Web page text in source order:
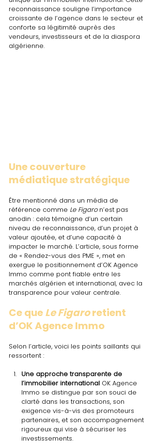
reconnaissance souligne l’importance
croissante de l’agence dans le secteur et
conforte sa légitimité auprès des
vendeurs, investisseurs et de la diaspora
algérienne.
Une couverture
médiatique stratégique
Être mentionné dans un média de
référence comme Le Figaro n’est pas
anodin : cela témoigne d’un certain
niveau de reconnaissance, d’un projet à
valeur ajoutée, et d’une capacité à
impacter le marché. L’article, sous forme
de « Rendez-vous des PME », met en
exergue le positionnement d’OK Agence
Immo comme pont fiable entre les
marchés algérien et international, avec la
transparence pour valeur centrale.
Ce que Le Figaro retient
d’OK Agence Immo
Selon l’article, voici les points saillants qui
ressortent :
Une approche transparente de
l’immobilier international OK Agence
Immo se distingue par son souci de
clarté dans les transactions, son
exigence vis-à-vis des promoteurs
partenaires, et son accompagnement
rigoureux qui vise à sécuriser les
investissements.